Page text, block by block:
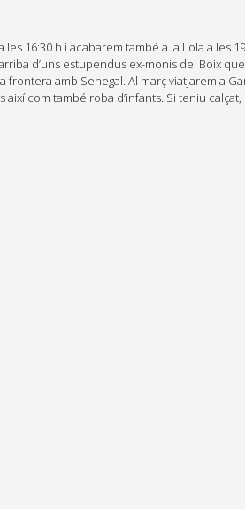
16:30 h i acabarem també a la Lola a les
d’uns estupendus ex-monis del Boix
amb Senegal. Al març viatjarem a
com també roba d’infants. Si teniu